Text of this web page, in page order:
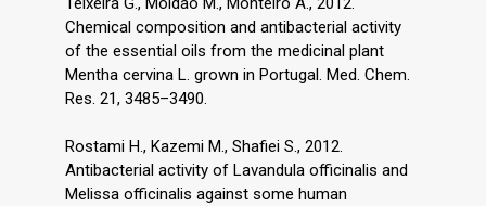
Chemical composition and antibacterial activity
of the essential oils from the medicinal plant
Mentha cervina L. grown in Portugal. Med. Chem.
Res. 21, 3485–3490.
Rostami H., Kazemi M., Shafiei S., 2012.
Antibacterial activity of Lavandula officinalis and
Melissa officinalis against some human